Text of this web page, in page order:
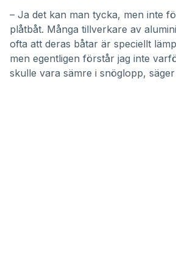
– Ja det kan man tycka, men inte
plåtbåt. Många tillverkare av
ofta att deras båtar är speciellt
men egentligen förstår jag inte
skulle vara sämre i snöglopp,